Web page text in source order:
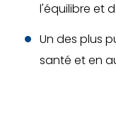
l'équilibre et
Un des plus
santé et en